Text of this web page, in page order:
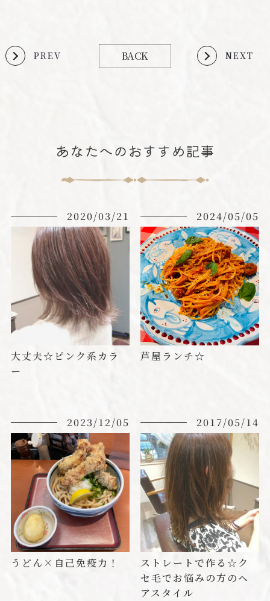
PREV BACK NEXT
あなたへのおすすめ記事
2020/03/21
大丈夫☆ピンク系カラ
ー
2024/05/05
芦屋ランチ☆
2023/12/05
うどん×自己免疫力！
2017/05/14
ストレートで作る☆ク
セ毛でお悩みの方のヘ
アスタイル